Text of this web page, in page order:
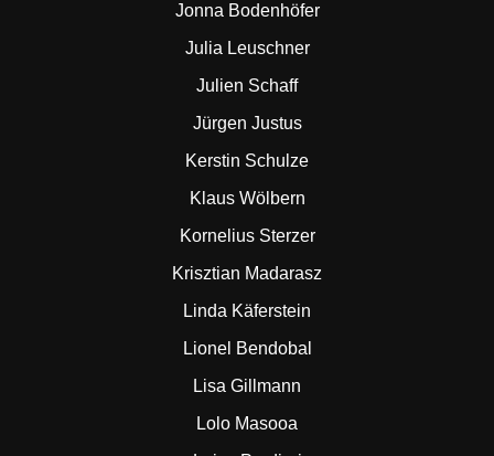
Jonna Bodenhöfer
Julia Leuschner
Julien Schaff
Jürgen Justus
Kerstin Schulze
Klaus Wölbern
Kornelius Sterzer
Krisztian Madarasz
Linda Käferstein
Lionel Bendobal
Lisa Gillmann
Lolo Masooa